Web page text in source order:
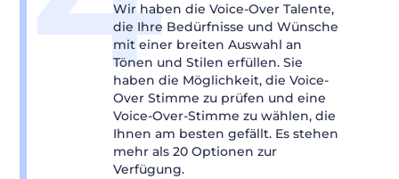
Wir haben die Voice-Over Talente,
die Ihre Bedürfnisse und Wünsche
mit einer breiten Auswahl an
Tönen und Stilen erfüllen. Sie
haben die Möglichkeit, die Voice-
Over Stimme zu prüfen und eine
Voice-Over-Stimme zu wählen, die
Ihnen am besten gefällt. Es stehen
mehr als 20 Optionen zur
Verfügung.